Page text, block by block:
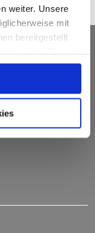
weiter. Unsere
mit
bereitgestellt